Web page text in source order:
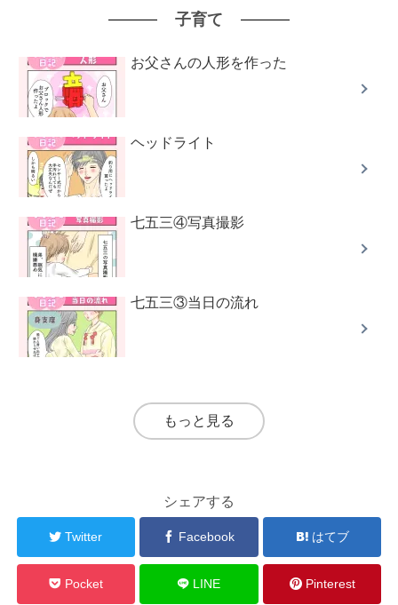
子育て
お父さんの人形を作った
ヘッドライト
七五三④写真撮影
七五三③当日の流れ
もっと見る
シェアする
Twitter Facebook はてブ
Pocket LINE Pinterest